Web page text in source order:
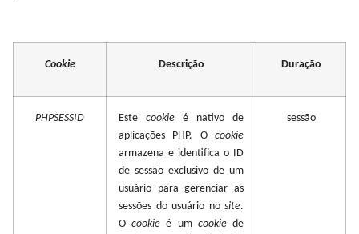
Cookie Descrição Duração
PHPSESSID Este cookie é nativo de
aplicações PHP. O cookie
armazena e identifica o ID
de sessão exclusivo de um
usuário para gerenciar as
sessões do usuário no site.
Ocookie é um cookiede
sessão